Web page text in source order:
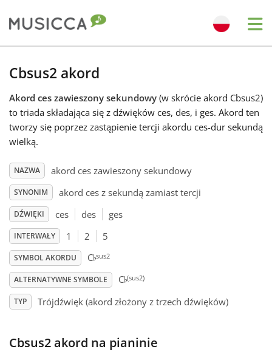
Български
Deutsch
English
Español
Cbsus2 akord
Akord ces zawieszony sekundowy (w skrócie akord Cbsus2)
to triada składająca się z dźwięków ces, des, i ges. Akord ten
tworzy się poprzez zastąpienie tercji akordu ces-dur sekundą
wielką.
NAZWA akord ces zawieszony sekundowy
SYNONIM akord ces z sekundą zamiast tercji
DŹWIĘKI ces des ges
INTERWAŁY 1 2 5
SYMBOL AKORDU C♭sus2
ALTERNATYWNE SYMBOLE C♭(sus2)
TYP Trójdźwięk (akord złożony z trzech dźwięków)
Cbsus2 akord na pianinie